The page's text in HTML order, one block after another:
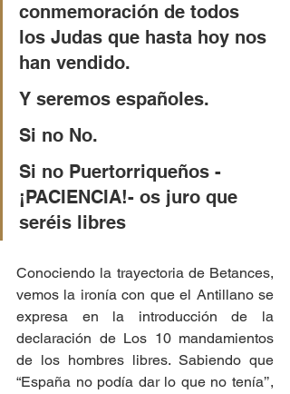
conmemoración de todos
los Judas que hasta hoy nos
han vendido.
Y seremos españoles.
Si no No.
Si no Puertorriqueños -
¡PACIENCIA!- os juro que
seréis libres
Conociendo la trayectoria de Betances,
vemos la ironía con que el Antillano se
expresa en la introducción de la
declaración de Los 10 mandamientos
de los hombres libres. Sabiendo que
“España no podía dar lo que no tenía’’,